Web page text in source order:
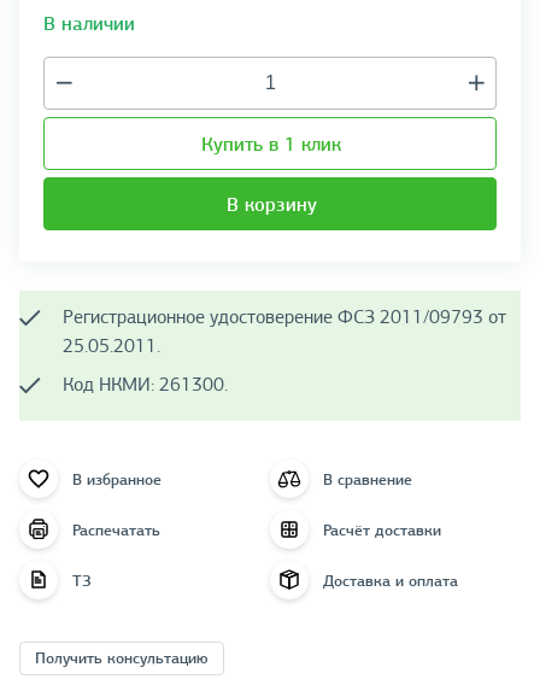
В наличии
Купить в 1 клик
В корзину
Регистрационное удостоверение ФСЗ 2011/09793 от
25.05.2011.
Код НКМИ: 261300.
В избранное В сравнение
Распечатать Расчёт доставки
ТЗ Доставка и оплата
Получить консультацию